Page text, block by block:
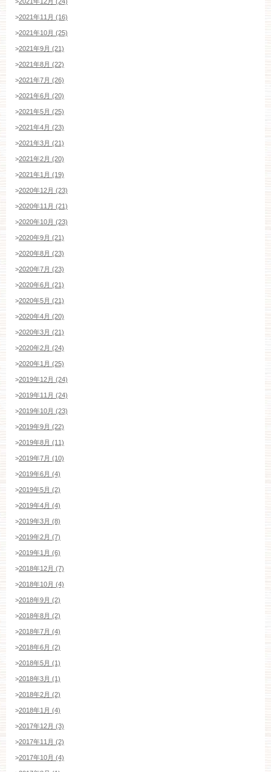
>2021年11月 (16)
>2021年10月 (25)
>2021年9月 (21)
>2021年8月 (22)
>2021年7月 (26)
>2021年6月 (20)
>2021年5月 (25)
>2021年4月 (23)
>2021年3月 (21)
>2021年2月 (20)
>2021年1月 (19)
>2020年12月 (23)
>2020年11月 (21)
>2020年10月 (23)
>2020年9月 (21)
>2020年8月 (23)
>2020年7月 (23)
>2020年6月 (21)
>2020年5月 (21)
>2020年4月 (20)
>2020年3月 (21)
>2020年2月 (24)
>2020年1月 (25)
>2019年12月 (24)
>2019年11月 (24)
>2019年10月 (23)
>2019年9月 (22)
>2019年8月 (11)
>2019年7月 (10)
>2019年6月 (4)
>2019年5月 (2)
>2019年4月 (4)
>2019年3月 (8)
>2019年2月 (7)
>2019年1月 (6)
>2018年12月 (7)
>2018年10月 (4)
>2018年9月 (2)
>2018年8月 (2)
>2018年7月 (4)
>2018年6月 (2)
>2018年5月 (1)
>2018年3月 (1)
>2018年2月 (2)
>2018年1月 (4)
>2017年12月 (3)
>2017年11月 (2)
>2017年10月 (4)